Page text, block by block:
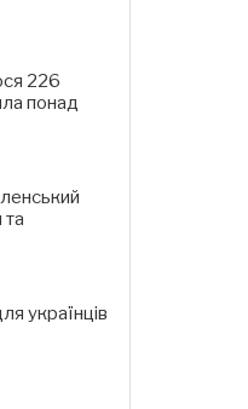
226
понад
та
українців